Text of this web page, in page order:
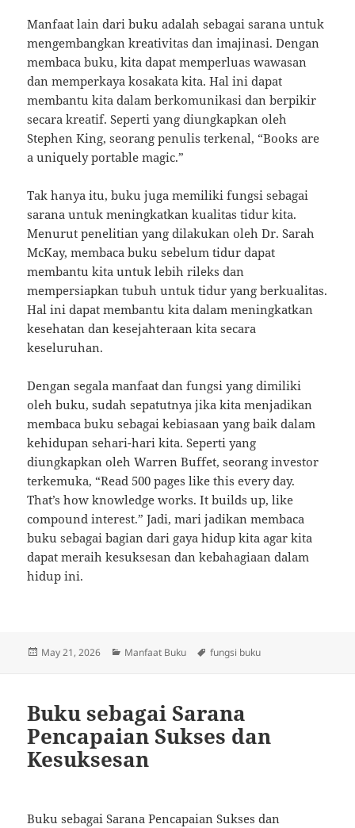
Manfaat lain dari buku adalah sebagai sarana untuk
mengembangkan kreativitas dan imajinasi. Dengan
membaca buku, kita dapat memperluas wawasan
dan memperkaya kosakata kita. Hal ini dapat
membantu kita dalam berkomunikasi dan berpikir
secara kreatif. Seperti yang diungkapkan oleh
Stephen King, seorang penulis terkenal, “Books are
a uniquely portable magic.”
Tak hanya itu, buku juga memiliki fungsi sebagai
sarana untuk meningkatkan kualitas tidur kita.
Menurut penelitian yang dilakukan oleh Dr. Sarah
McKay, membaca buku sebelum tidur dapat
membantu kita untuk lebih rileks dan
mempersiapkan tubuh untuk tidur yang berkualitas.
Hal ini dapat membantu kita dalam meningkatkan
kesehatan dan kesejahteraan kita secara
keseluruhan.
Dengan segala manfaat dan fungsi yang dimiliki
oleh buku, sudah sepatutnya jika kita menjadikan
membaca buku sebagai kebiasaan yang baik dalam
kehidupan sehari-hari kita. Seperti yang
diungkapkan oleh Warren Buffet, seorang investor
terkemuka, “Read 500 pages like this every day.
That’s how knowledge works. It builds up, like
compound interest.” Jadi, mari jadikan membaca
buku sebagai bagian dari gaya hidup kita agar kita
dapat meraih kesuksesan dan kebahagiaan dalam
hidup ini.
Posted
May 21, 2026 Categories
Manfaat Buku Tags
fungsi buku
Buku sebagai Sarana
Pencapaian Sukses dan
Kesuksesan
Buku sebagai Sarana Pencapaian Sukses dan